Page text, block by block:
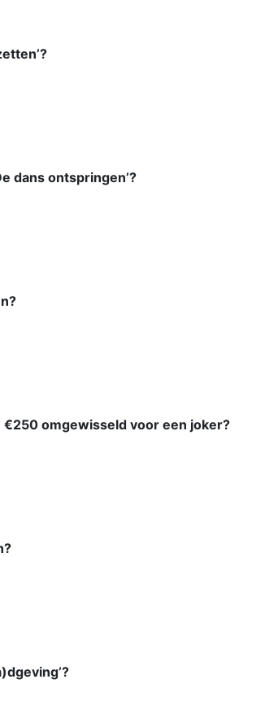
dans ontspringen’?
omgewisseld voor een joker?